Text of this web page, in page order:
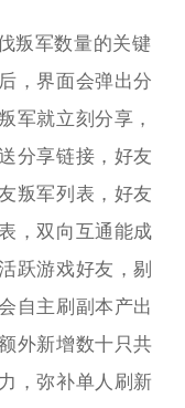
叛军数量的关键
，界面会弹出分
军就立刻分享，
分享链接，好友
叛军列表，好友
，双向互通能成
跃游戏好友，剔
自主刷副本产出
外新增数十只共
，弥补单人刷新